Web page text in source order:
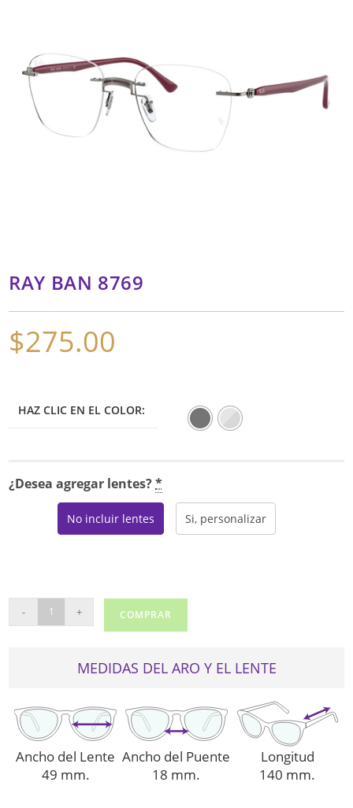
RAY BAN 8769
$275.00
HAZ CLIC EN EL COLOR:
¿Desea agregar lentes?*
No incluir lentes Si, personalizar
BAN
- + COMPRAR
MEDIDAS DEL ARO Y EL LENTE
Ancho del Lente
49 mm.
Ancho del Puente
18 mm.
Longitud
140 mm.